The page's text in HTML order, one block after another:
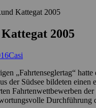
Kattegat 2005
2005
Autor
Casi
„Fahrtenseglertag“
der Südsee bildeten
Fahrtenwettbewerben